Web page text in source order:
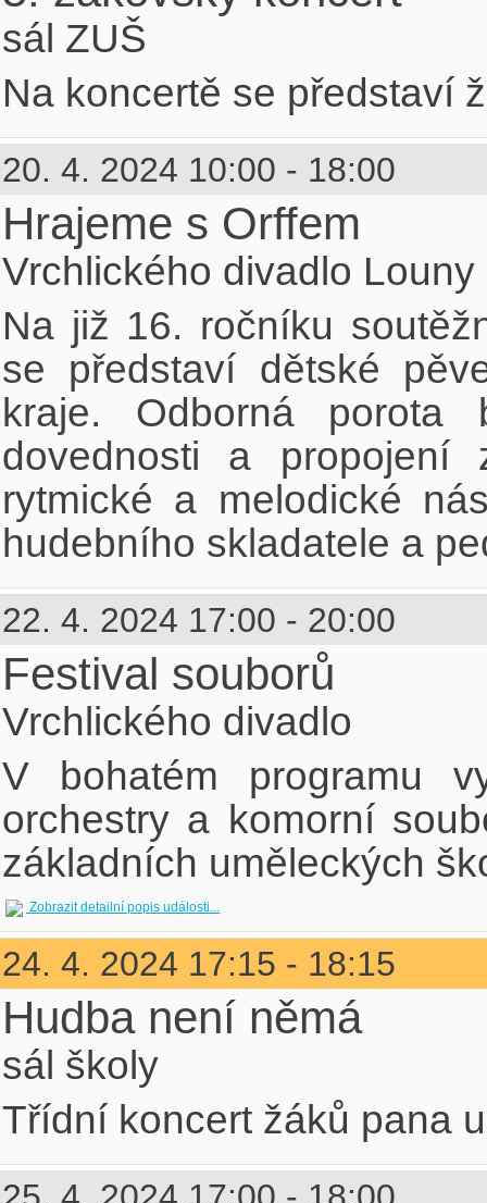
sál ZUŠ
Na koncertě se představí
20. 4. 2024 10:00 - 18:00
Hrajeme s Orffem
Vrchlického divadlo Louny
Na již 16. ročníku
se představí dětské
kraje. Odborná porota
dovednosti a
rytmické a melodické
hudebního skladatele a
22. 4. 2024 17:00 - 20:00
Festival souborů
Vrchlického divadlo
V bohatém programu
orchestry a komorní
základních uměleckých
Zobrazit detailní popis události...
24. 4. 2024 17:15 - 18:15
Hudba není němá
sál školy
Třídní koncert žáků pana